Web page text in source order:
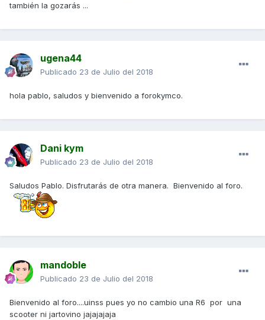
también la gozarás ...
ugena44
Publicado 23 de Julio del 2018
hola pablo, saludos y bienvenido a forokymco.
Dani kym
Publicado 23 de Julio del 2018
Saludos Pablo. Disfrutarás de otra manera. Bienvenido al foro.
mandoble
Publicado 23 de Julio del 2018
Bienvenido al foro....uinss pues yo no cambio una R6 por una
scooter ni jartovino jajajajaja